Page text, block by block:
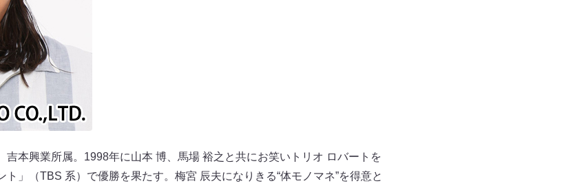
吉本興業所属。1998年に山本 博、馬場 裕之と共にお笑いトリオ ロバートを
」（TBS 系）で優勝を果たす。梅宮 辰夫になりきる“体モノマネ”を得意と